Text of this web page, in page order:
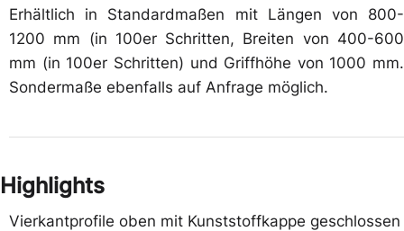
Erhältlich in Standardmaßen mit Längen von 800-
1200 mm (in 100er Schritten, Breiten von 400-600
mm (in 100er Schritten) und Griffhöhe von 1000 mm.
Sondermaße ebenfalls auf Anfrage möglich.
Highlights
Vierkantprofile oben mit Kunststoffkappe geschlossen